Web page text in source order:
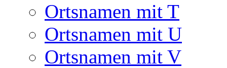
Ortsnamen mit T
Ortsnamen mit U
Ortsnamen mit V